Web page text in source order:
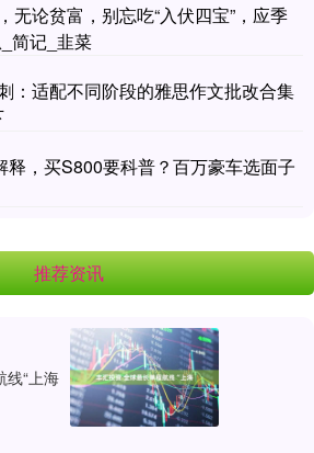
无论贫富，别忘吃“入伏四宝”，应季
简记_韭菜
：适配不同阶段的雅思作文批改合集
释，买S800要科普？百万豪车选面子
推荐资讯
线“上海